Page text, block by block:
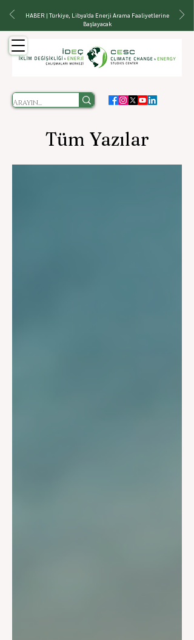
HABER | Türkiye, Libya'da Enerji Arama Faaliyetlerine
Başlayacak
Tüm Yazılar